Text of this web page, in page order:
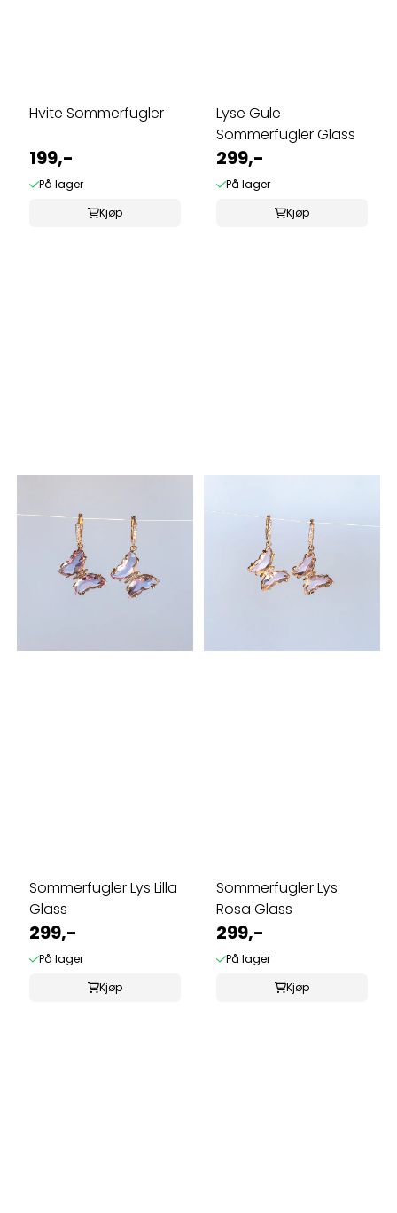
Hvite Sommerfugler
199,-
På lager
Kjøp
Lyse Gule
Sommerfugler Glass
299,-
På lager
Kjøp
Sommerfugler Lys Lilla
Glass
299,-
På lager
Kjøp
Sommerfugler Lys
Rosa Glass
299,-
På lager
Kjøp